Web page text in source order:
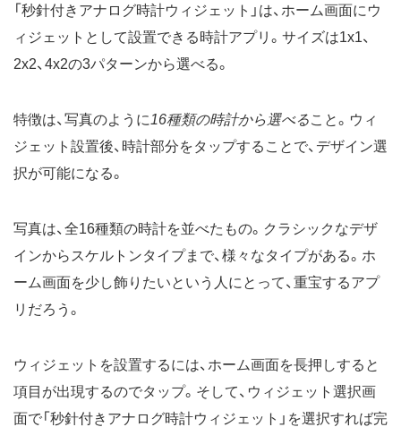
「秒針付きアナログ時計ウィジェット」は、ホーム画面にウ
ィジェットとして設置できる時計アプリ。サイズは1x1、
2x2、4x2の3パターンから選べる。
特徴は、写真のように16種類の時計から選べること。ウィ
ジェット設置後、時計部分をタップすることで、デザイン選
択が可能になる。
写真は、全16種類の時計を並べたもの。クラシックなデザ
インからスケルトンタイプまで、様々なタイプがある。ホ
ーム画面を少し飾りたいという人にとって、重宝するアプ
リだろう。
ウィジェットを設置するには、ホーム画面を長押しすると
項目が出現するのでタップ。そして、ウィジェット選択画
面で「秒針付きアナログ時計ウィジェット」を選択すれば完